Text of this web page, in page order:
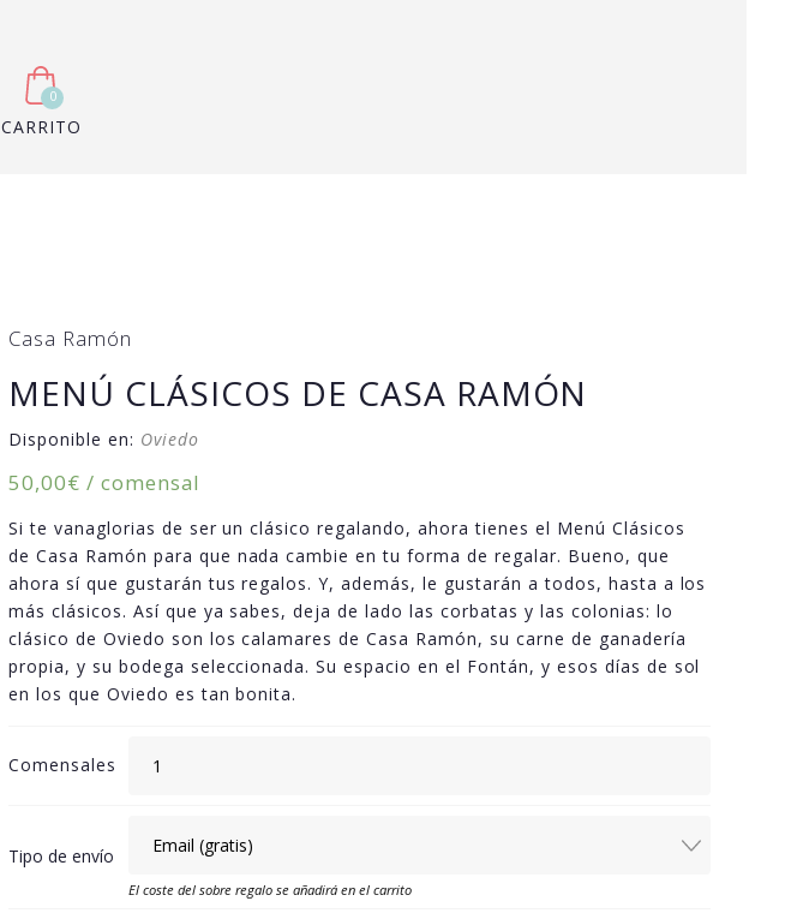
0
CARRITO
Casa Ramón
MENÚ CLÁSICOS DE CASA RAMÓN
Disponible en: Oviedo
50,00€ / comensal
Si te vanaglorias de ser un clásico regalando, ahora tienes el Menú Clásicos
de Casa Ramón para que nada cambie en tu forma de regalar. Bueno, que
ahora sí que gustarán tus regalos. Y, además, le gustarán a todos, hasta a los
más clásicos. Así que ya sabes, deja de lado las corbatas y las colonias: lo
clásico de Oviedo son los calamares de Casa Ramón, su carne de ganadería
propia, y su bodega seleccionada. Su espacio en el Fontán, y esos días de sol
en los que Oviedo es tan bonita.
Comensales
Tipo de envío
El coste del sobre regalo se añadirá en el carrito